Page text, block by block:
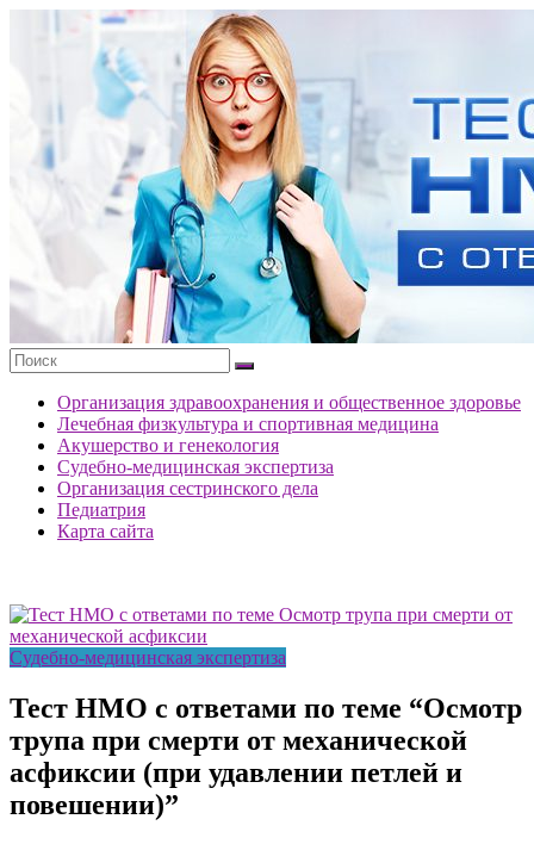
содержимому
портала
ответами
Организация здравоохранения и общественное здоровье
Лечебная физкультура и спортивная медицина
Акушерство и генекология
Судебно-медицинская экспертиза
Организация сестринского дела
Педиатрия
Карта сайта
Судебно-медицинская экспертиза
Тест НМО с ответами по теме “Осмотр
трупа при смерти от механической
асфиксии (при удавлении петлей и
повешении)”